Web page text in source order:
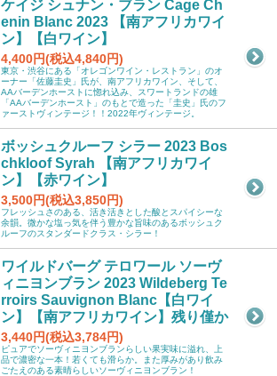
ケイジ シュナン・ブラン Cage Ch
enin Blanc 2023 【南アフリカワイ
ン】【白ワイン】
4,400円(税込4,840円)
東京・渋谷にある「オレゴンワイン・レストラン」のオ
ーナー「佐藤圭史」氏が、南アフリカワイン、そして、
AAバーデンホーストに惚れ込み、スワートランドの雄
「AAバーデンホースト」のもとで造った「圭史」氏のフ
ァーストヴィンテージ！！2022年ヴィンテージ。
ボッシュクルーフ シラー 2023 Bos
chkloof Syrah 【南アフリカワイ
ン】【赤ワイン】
3,500円(税込3,850円)
フレッシュさのある、活き活きとした酸とスパイシーな
余韻。微かな塩っ気を伴う豊かな旨味のあるボッシュク
ルーフのスタンダードクラス・シラー！
ワイルドバーグ テロワール ソーヴ
ィニヨンブラン 2023 Wildeberg Te
rroirs Sauvignon Blanc【白ワイ
ン】【南アフリカワイン】残り僅か
3,440円(税込3,784円)
ピュアでソーヴィニヨンブランらしい果実味に溢れ、上
品で濃密な一本！若くても滑らか。また厚みがあり飲み
ごたえのある素晴らしいソーヴィニヨンブラン！